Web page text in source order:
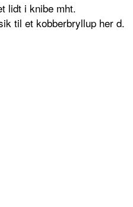
lidt i knibe mht.
til et kobberbryllup her d.